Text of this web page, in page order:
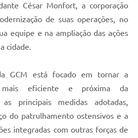
César Monfort, a corporação
de suas operações, no
equipe e na ampliação das ações
cidade.
GCM está focado em tornar a
mais eficiente e próxima da
principais medidas adotadas,
do patrulhamento ostensivos e a
integradas com outras forças de